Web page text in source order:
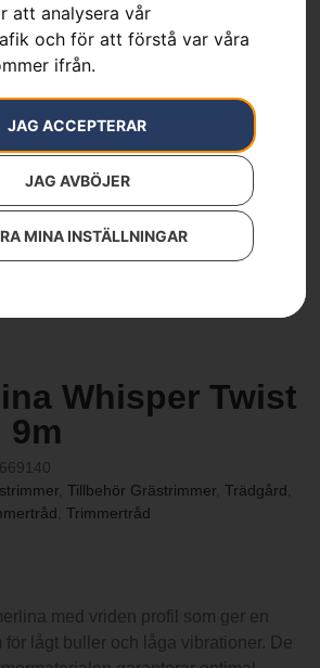
att analysera vår
och för att förstå var våra
ifrån.
JAG ACCEPTERAR
JAG AVBÖJER
MINA INSTÄLLNINGAR
Whisper Twist
9m
Tillbehör Grästrimmer Trädgård
Trimmertråd
med vriden profil som ger en
för lågt buller och låga vibrationer. De